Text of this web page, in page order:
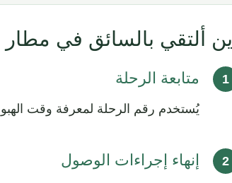
أين ألتقي بالسائق في مطار
متابعة الرحلة
يُستخدم رقم الرحلة لمعرفة وقت
إنهاء إجراءات الوصول